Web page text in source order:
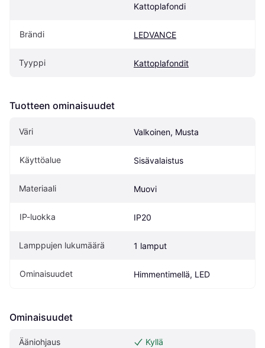
Kattoplafondi
Brändi LEDVANCE
Tyyppi Kattoplafondit
Tuotteen ominaisuudet
Väri Valkoinen, Musta
Käyttöalue Sisävalaistus
Materiaali Muovi
IP-luokka IP20
Lamppujen lukumäärä 1 lamput
Ominaisuudet Himmentimellä, LED
Ominaisuudet
Ääniohjaus Kyllä